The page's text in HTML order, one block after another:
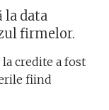
la data
firmelor.
credite a fost
fiind